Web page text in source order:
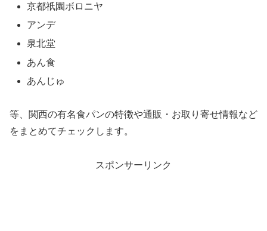
京都祇園ボロニヤ
アンデ
泉北堂
あん食
あんじゅ
等、関西の有名食パンの特徴や通販・お取り寄せ情報など
をまとめてチェックします。
スポンサーリンク